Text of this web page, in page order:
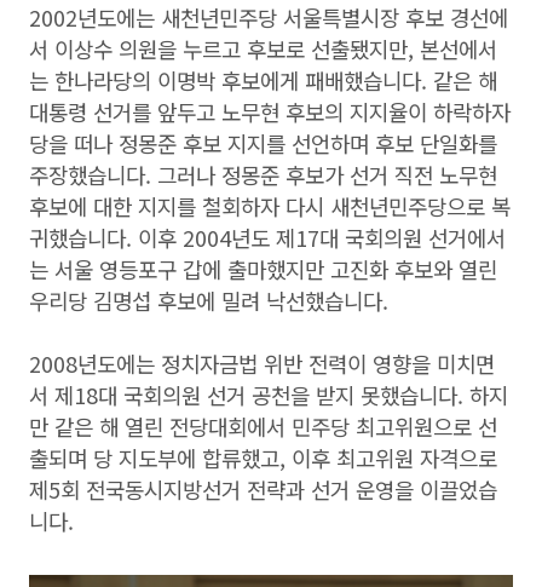
2002년도에는 새천년민주당 서울특별시장 후보 경선에
서 이상수 의원을 누르고 후보로 선출됐지만, 본선에서
는 한나라당의 이명박 후보에게 패배했습니다. 같은 해
대통령 선거를 앞두고 노무현 후보의 지지율이 하락하자
당을 떠나 정몽준 후보 지지를 선언하며 후보 단일화를
주장했습니다. 그러나 정몽준 후보가 선거 직전 노무현
후보에 대한 지지를 철회하자 다시 새천년민주당으로 복
귀했습니다. 이후 2004년도 제17대 국회의원 선거에서
는 서울 영등포구 갑에 출마했지만 고진화 후보와 열린
우리당 김명섭 후보에 밀려 낙선했습니다.
2008년도에는 정치자금법 위반 전력이 영향을 미치면
서 제18대 국회의원 선거 공천을 받지 못했습니다. 하지
만 같은 해 열린 전당대회에서 민주당 최고위원으로 선
출되며 당 지도부에 합류했고, 이후 최고위원 자격으로
제5회 전국동시지방선거 전략과 선거 운영을 이끌었습
니다.